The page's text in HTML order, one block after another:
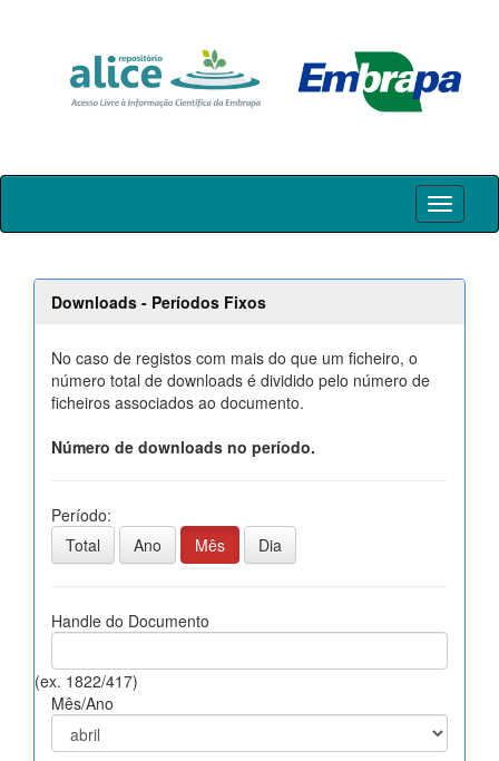
Skip
Downloads - Períodos Fixos
No caso de registos com mais do que um ficheiro, o
número total de downloads é dividido pelo número de
ficheiros associados ao documento.
Número de downloads no período.
Período:
Total
Ano Mês Dia
Handle do Documento
(ex. 1822/417)
Mês/Ano